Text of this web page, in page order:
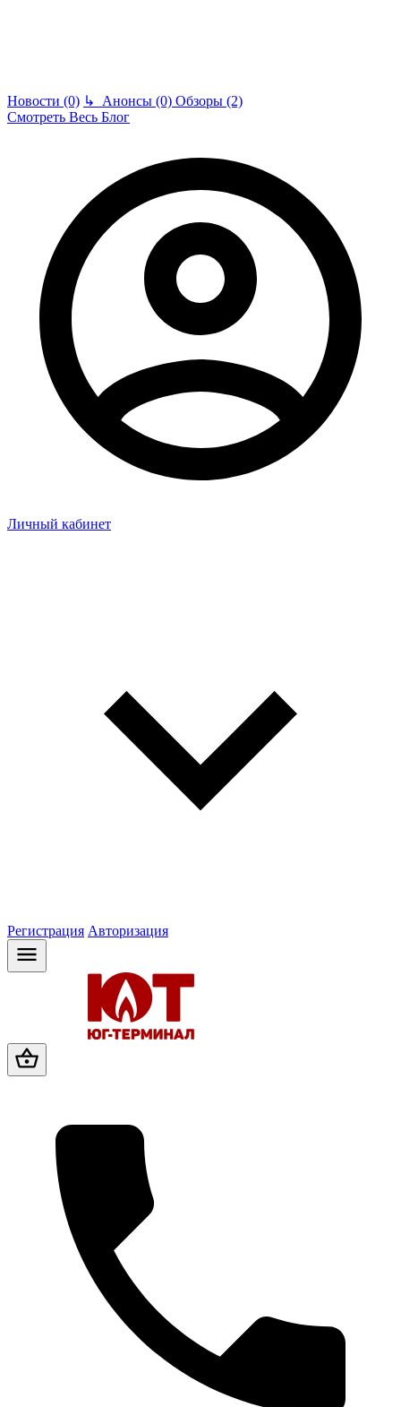
Новости (0) ↳ Анонсы (0) Обзоры (2)
Смотреть Весь Блог
Личный кабинет
Регистрация Авторизация